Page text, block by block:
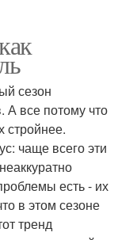
сезон
А все потому что
стройнее.
чаще всего эти
есть - их
в этом сезоне
тренд